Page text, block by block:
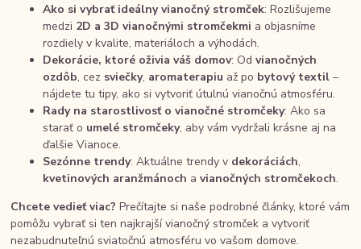
Ako si vybrať ideálny vianočný stromček: Rozlišujeme
medzi 2D a 3D vianočnými stromčekmi a objasníme
rozdiely v kvalite, materiáloch a výhodách.
Dekorácie, ktoré oživia váš domov: Odvianočných
ozdôb, cez sviečky, aromaterapiu až po bytový textil –
nájdete tu tipy, ako si vytvoriť útulnú vianočnú atmosféru.
Rady na starostlivosť o vianočné stromčeky: Ako sa
starať o umelé stromčeky, aby vám vydržali krásne aj na
ďalšie Vianoce.
Sezónne trendy: Aktuálne trendy v dekoráciách,
kvetinových aranžmánoch avianočných stromčekoch.
Chcete vedieť viac? Prečítajte si naše podrobné články, ktoré vám
pomôžu vybrať si ten najkrajší vianočný stromček a vytvoriť
nezabudnuteľnú sviatočnú atmosféru vo vašom domove.